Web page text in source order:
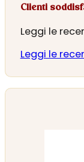
Clienti
Leggi le
Leggi le